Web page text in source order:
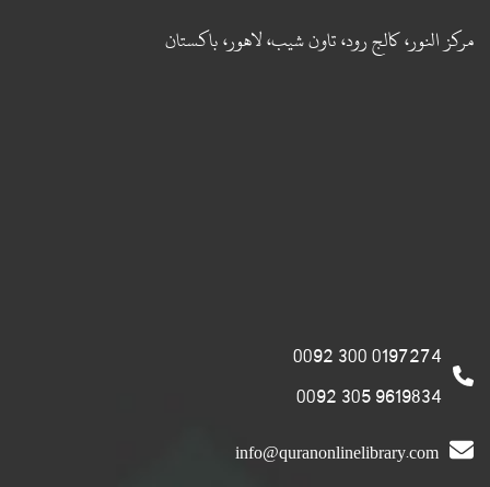
مركز النور، كالج رود، تاون شيب، لاهور، باكستان
0197274 300 0092
9619834 305 0092
info@quranonlinelibrary.com